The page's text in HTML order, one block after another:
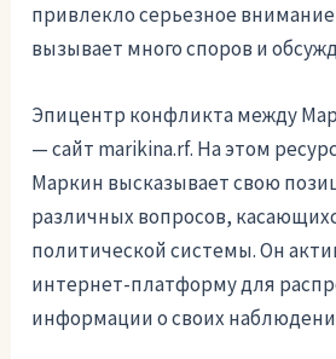
привлекло серьезное
вызывает много споров и
Эпицентр конфликта между
— сайт marikina.rf. На этом
Маркин высказывает свою
различных вопросов,
политической системы. Он
интернет-платформу для
информации о своих